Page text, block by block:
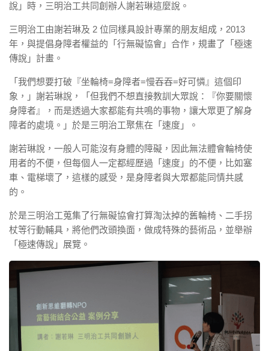
說」時，三明治工共同創辦人謝若琳這麼說。
三明治工由謝若琳及 2 位同樣具設計專業的朋友組成，2013
年，與提倡身障者權益的「行無礙協會」合作，規畫了「極速
傳說」計畫。
「我們想要打破『坐輪椅=身障者=慢吞吞=好可憐』這個印
象，」謝若琳說，「但我們不想直接教訓大眾說：『你要關懷
身障者』，而是透過大家都能有共鳴的事物，讓大眾更了解身
障者的處境。」於是三明治工聚焦在「速度」。
謝若琳說，一般人可能沒有身體的障礙，因此無法體會輪椅使
用者的不便，但每個人一定都經歷過「速度」的不便，比如塞
車、電梯壞了，這樣的感受，是身障者與大眾都能同情共感
的。
於是三明治工蒐集了行無礙協會打算淘汰掉的舊輪椅、二手拐
杖等行動輔具，將他們改頭換面，做成特殊的藝術品，並舉辦
「極速傳說」展覽。